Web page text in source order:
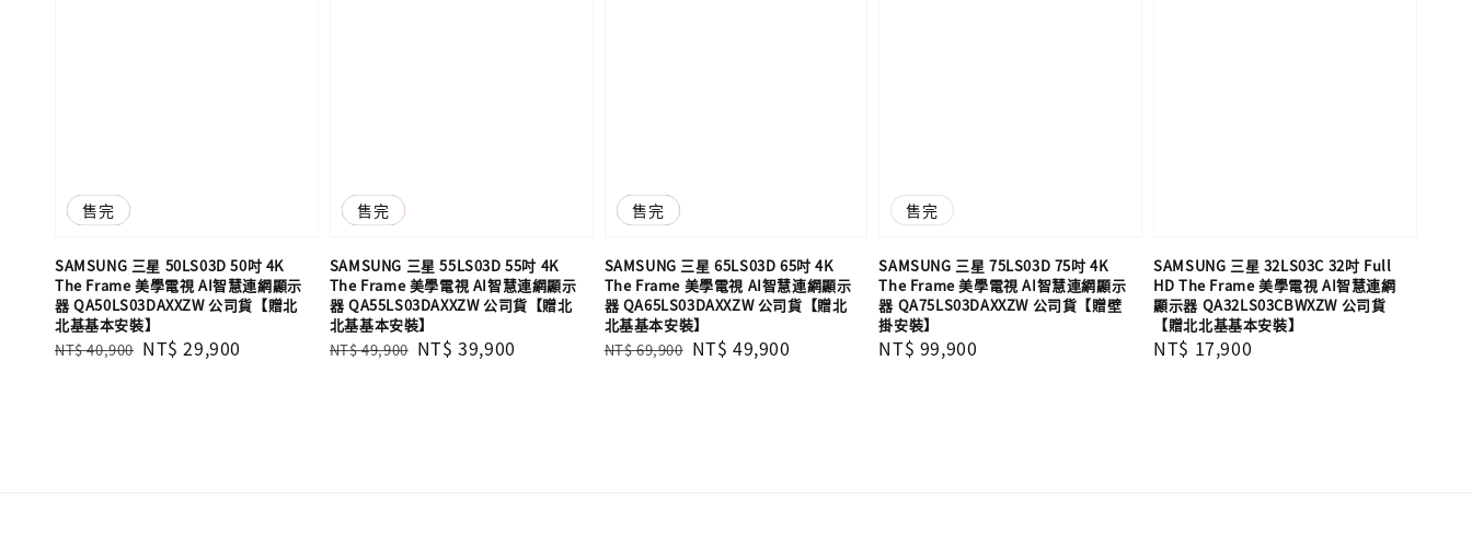
優惠
售完
SAMSUNG 三星 50LS03D 50吋 4K
The Frame 美學電視 AI智慧連網顯示
器 QA50LS03DAXXZW 公司貨【贈北
北基基本安裝】
Regular
NT$ 40,900 Sale
NT$ 29,900
優惠
售完
SAMSUNG 三星 55LS03D 55吋 4K
The Frame 美學電視 AI智慧連網顯示
器 QA55LS03DAXXZW 公司貨【贈北
北基基本安裝】
Regular
NT$ 49,900 Sale
NT$ 39,900
優惠
售完
SAMSUNG 三星 65LS03D 65吋 4K
The Frame 美學電視 AI智慧連網顯示
器 QA65LS03DAXXZW 公司貨【贈北
北基基本安裝】
Regular
NT$ 69,900 Sale
NT$ 49,900
售完
SAMSUNG 三星 75LS03D 75吋 4K
The Frame 美學電視 AI智慧連網顯示
器 QA75LS03DAXXZW 公司貨【贈壁
掛安裝】
Regular
NT$ 99,900
SAMSUNG 三星 32LS03C 32吋 Full
HD The Frame 美學電視 AI智慧連網
顯示器 QA32LS03CBWXZW 公司貨
【贈北北基基本安裝】
Regular
NT$ 17,900